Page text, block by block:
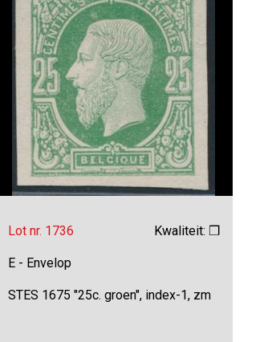
Lot nr. 1736 Kwaliteit: ❒
E - Envelop
STES 1675 "25c. groen", index-1, zm